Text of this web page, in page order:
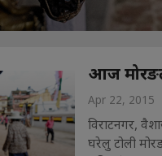
आज
Apr 22, 2015
विराटनगर,
घरेलु टोली